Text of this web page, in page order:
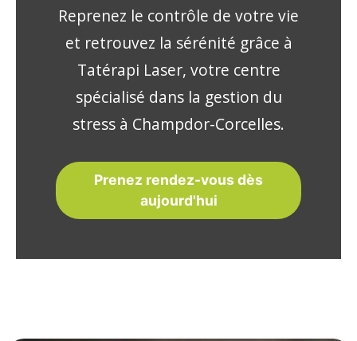
Reprenez le contrôle de votre vie
et retrouvez la sérénité grâce à
Tatérapi Laser, votre centre
spécialisé dans la gestion du
stress à Champdor-Corcelles.
Prenez rendez-vous dès
aujourd'hui